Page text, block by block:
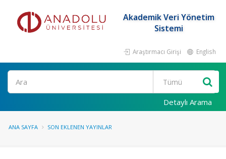
Akademik Veri Yönetim
Sistemi
Araştırmacı Girişi English
Ara
Detaylı Arama
ANA SAYFA SON EKLENEN YAYINLAR